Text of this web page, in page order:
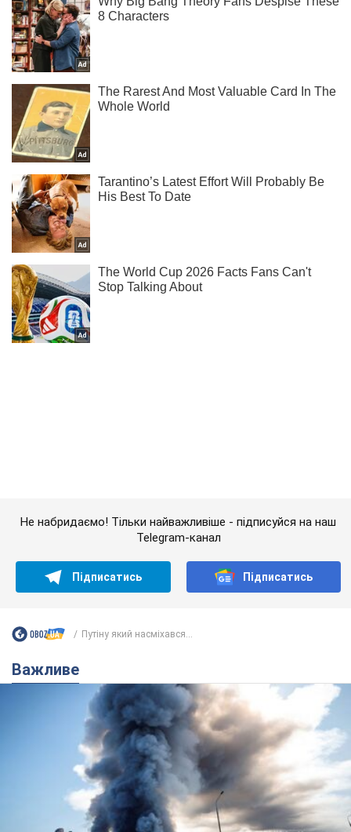
Важливе
"У мене для росіян погані новини": Селезньов
припустив, чим закінчиться "війна складів"
Москва може стати "островом" і зануритися в темряву,
спрогнозував військовий експерт
5.08.2026 16:00 61,5 т.